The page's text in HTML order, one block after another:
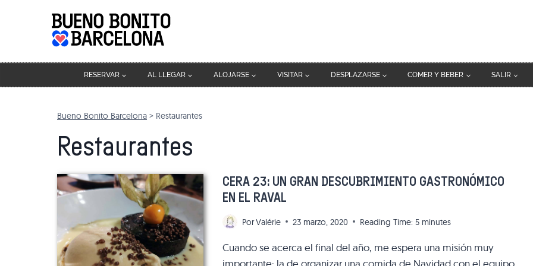
RESERVAR AL LLEGAR ALOJARSE VISITAR DESPLAZARSE COMER Y BEBER SALIR
Bueno Bonito Barcelona > Restaurantes
Restaurantes
CERA 23: UN GRAN DESCUBRIMIENTO GASTRONÓMICO
EN EL RAVAL
PorValérie 23 marzo, 2020 Reading Time: 5 minutes
Cuando se acerca el final del año, me espera una misión muy
importante: la de organizar una comida de Navidad con el equipo